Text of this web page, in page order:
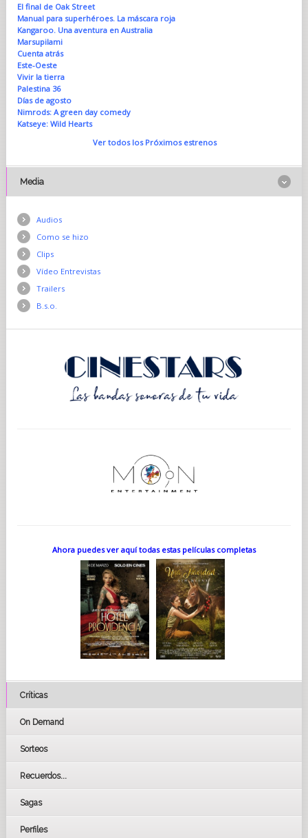
El final de Oak Street
Manual para superhéroes. La máscara roja
Kangaroo. Una aventura en Australia
Marsupilami
Cuenta atrás
Este-Oeste
Vivir la tierra
Palestina 36
Días de agosto
Nimrods: A green day comedy
Katseye: Wild Hearts
Ver todos los Próximos estrenos
Media
Audios
Como se hizo
Clips
Vídeo Entrevistas
Trailers
B.s.o.
Ahora puedes ver aquí todas estas películas completas
Críticas
On Demand
Sorteos
Recuerdos...
Sagas
Perfiles